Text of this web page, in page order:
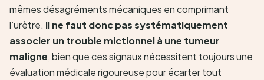
mêmes désagréments mécaniques en comprimant
l’urètre. Il ne faut donc pas systématiquement
associer un trouble mictionnel à une tumeur
maligne, bien que ces signaux nécessitent toujours une
évaluation médicale rigoureuse pour écarter tout